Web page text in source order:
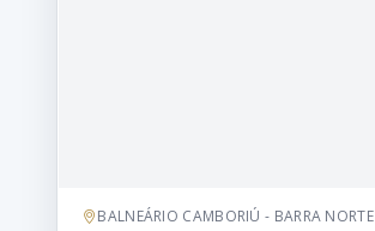
BALNEÁRIO CAMBORIÚ - BARRA NORTE